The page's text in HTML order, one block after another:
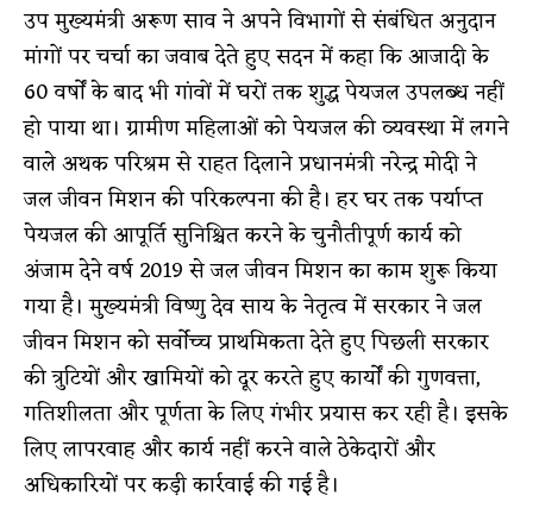
उप मुख्यमंत्री अरूण साव ने अपने विभागों से संबंधित अनुदान
मांगों पर चर्चा का जवाब देते हुए सदन में कहा कि आजादी के
60 वर्षाें के बाद भी गांवों में घरों तक शुद्ध पेयजल उपलब्ध नहीं
हो पाया था। ग्रामीण महिलाओं को पेयजल की व्यवस्था में लगने
वाले अथक परिश्रम से राहत दिलाने प्रधानमंत्री नरेन्द्र मोदी ने
जल जीवन मिशन की परिकल्पना की है। हर घर तक पर्याप्त
पेयजल की आपूर्ति सुनिश्चित करने के चुनौतीपूर्ण कार्य को
अंजाम देने वर्ष 2019 से जल जीवन मिशन का काम शुरू किया
गया है। मुख्यमंत्री विष्णु देव साय के नेतृत्व में सरकार ने जल
जीवन मिशन को सर्वाेच्च प्राथमिकता देते हुए पिछली सरकार
की त्रुटियों और खामियों को दूर करते हुए कार्याें की गुणवत्ता,
गतिशीलता और पूर्णता के लिए गंभीर प्रयास कर रही है। इसके
लिए लापरवाह और कार्य नहीं करने वाले ठेकेदारों और
अधिकारियों पर कड़ी कार्रवाई की गई है।